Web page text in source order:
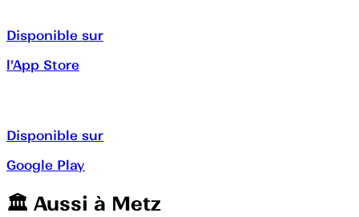
Disponible sur
l'App Store
Disponible sur
Google Play
🏛️️ Aussi à Metz